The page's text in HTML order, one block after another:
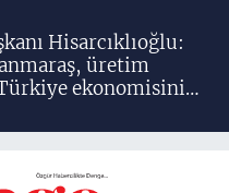
Hisarcıklıoğlu:
üretim
ekonomisinin